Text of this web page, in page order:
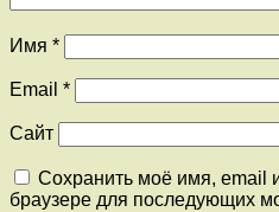
Имя *
Email *
Сайт
Сохранить моё имя, email
браузере для последующих